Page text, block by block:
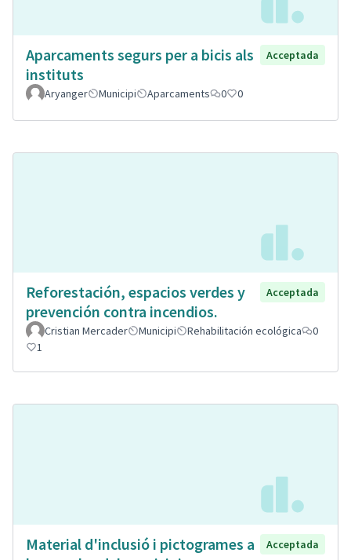
Aparcaments segurs per a bicis als
instituts
Acceptada
Aryanger Municipi Aparcaments 0 0
Reforestación, espacios verdes y
prevención contra incendios.
Acceptada
Cristian Mercader Municipi Rehabilitación ecológica
0
1
Material d'inclusió i pictogrames a
Acceptada